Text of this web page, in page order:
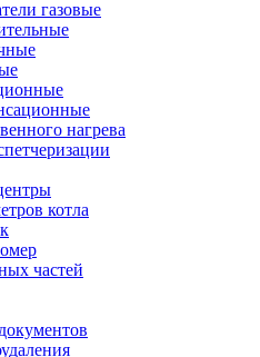
газовые
нагрева
котла
частей